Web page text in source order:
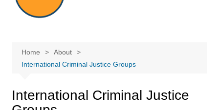
Home
About
International Criminal Justice Groups
International Criminal Justice